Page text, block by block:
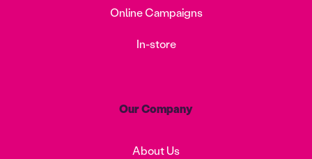
Online Campaigns
In-store
Our Company
About Us